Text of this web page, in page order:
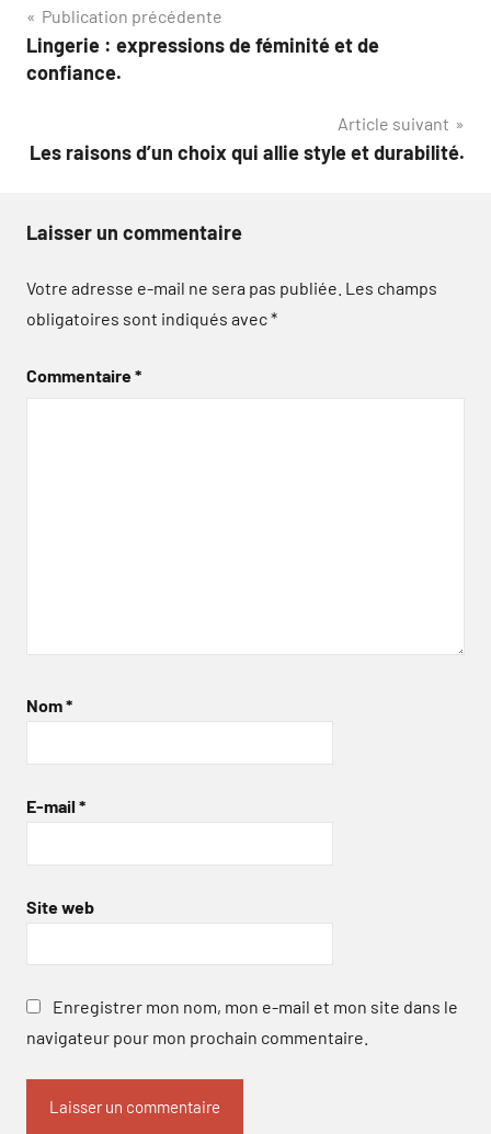
Navigation
de
Publication précédente
Lingerie : expressions de féminité et de
confiance.
Article suivant
Les raisons d’un choix qui allie style et durabilité.
Laisser un commentaire
Votre adresse e-mail ne sera pas publiée. Les champs
obligatoires sont indiqués avec*
Commentaire*
Nom*
E-mail *
Site web
Enregistrer mon nom, mon e-mail et mon site dans le
navigateur pour mon prochain commentaire.